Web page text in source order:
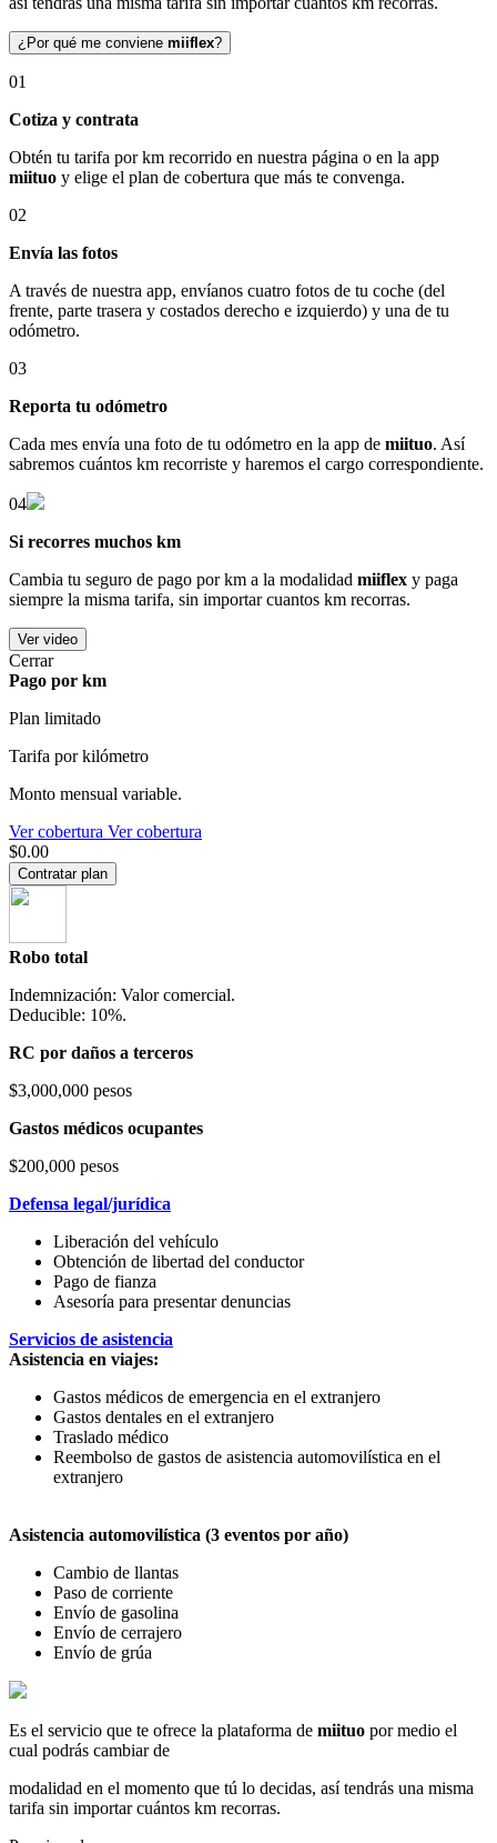
¿Por qué me conviene miiflex?
01
Cotiza y contrata
Obtén tu tarifa por km recorrido en nuestra página o en la app
miituo y elige el plan de cobertura que más te convenga.
02
Envía las fotos
A través de nuestra app, envíanos cuatro fotos de tu coche (del
frente, parte trasera y costados derecho e izquierdo) y una de tu
odómetro.
03
Reporta tu odómetro
Cada mes envía una foto de tu odómetro en la app de miituo. Así
sabremos cuántos km recorriste y haremos el cargo correspondiente.
04
Si recorres muchos km
Cambia tu seguro de pago por km a la modalidad miiflex y paga
siempre la misma tarifa, sin importar cuantos km recorras.
Ver video
Cerrar
Pago por km
Plan limitado
Tarifa por kilómetro
Monto mensual variable.
Ver cobertura Ver cobertura
$0.00
Contratar plan
Robo total
Indemnización: Valor comercial.
Deducible: 10%.
RC por daños a terceros
$3,000,000 pesos
Gastos médicos ocupantes
$200,000 pesos
Defensa legal/jurídica
Liberación del vehículo
Obtención de libertad del conductor
Pago de fianza
Asesoría para presentar denuncias
Servicios de asistencia
Asistencia en viajes:
Gastos médicos de emergencia en el extranjero
Gastos dentales en el extranjero
Traslado médico
Reembolso de gastos de asistencia automovilística en el
extranjero
Asistencia automovilística (3 eventos por año)
Cambio de llantas
Paso de corriente
Envío de gasolina
Envío de cerrajero
Envío de grúa
Es el servicio que te ofrece la plataforma de miituo por medio el
cual podrás cambiar de
modalidad en el momento que tú lo decidas, así tendrás una misma
tarifa sin importar cuántos km recorras.